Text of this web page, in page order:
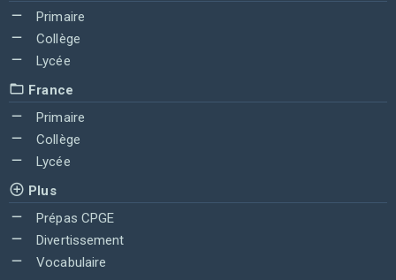
Primaire
Collège
Lycée
France
Primaire
Collège
Lycée
Plus
Prépas CPGE
Divertissement
Vocabulaire